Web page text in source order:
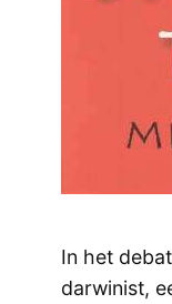
In het
darwinist,